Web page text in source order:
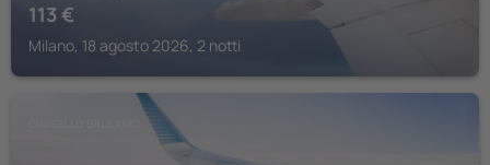
113 €
Milano, 18 agosto 2026, 2 notti